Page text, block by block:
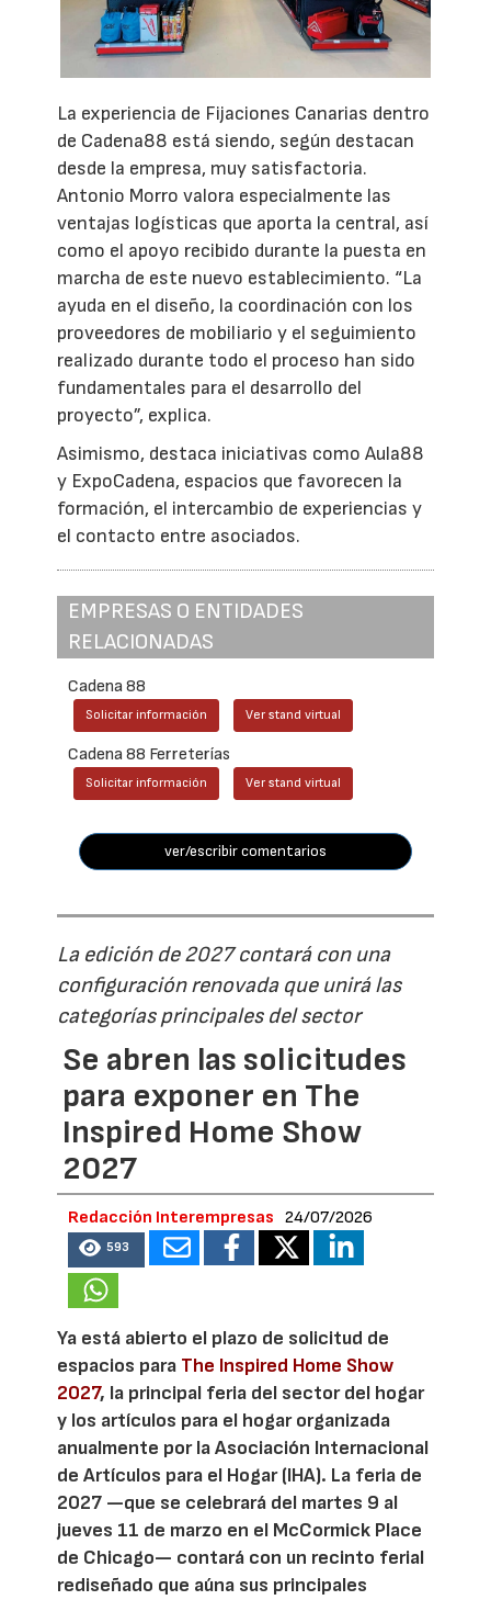
La experiencia de Fijaciones Canarias dentro
de Cadena88 está siendo, según destacan
desde la empresa, muy satisfactoria.
Antonio Morro valora especialmente las
ventajas logísticas que aporta la central, así
como el apoyo recibido durante la puesta en
marcha de este nuevo establecimiento. “La
ayuda en el diseño, la coordinación con los
proveedores de mobiliario y el seguimiento
realizado durante todo el proceso han sido
fundamentales para el desarrollo del
proyecto”, explica.
Asimismo, destaca iniciativas como Aula88
y ExpoCadena, espacios que favorecen la
formación, el intercambio de experiencias y
el contacto entre asociados.
EMPRESAS O ENTIDADES
RELACIONADAS
Cadena 88
Solicitar información Ver stand virtual
Cadena 88 Ferreterías
Solicitar información Ver stand virtual
ver/escribir comentarios
La edición de 2027 contará con una
configuración renovada que unirá las
categorías principales del sector
Se abren las solicitudes
para exponer en The
Inspired Home Show
2027
Redacción Interempresas 24/07/2026
593
Ya está abierto el plazo de solicitud de
espacios para The Inspired Home Show
2027, la principal feria del sector del hogar
y los artículos para el hogar organizada
anualmente por la Asociación Internacional
de Artículos para el Hogar (IHA). La feria de
2027 —que se celebrará del martes 9 al
jueves 11 de marzo en el McCormick Place
de Chicago— contará con un recinto ferial
rediseñado que aúna sus principales